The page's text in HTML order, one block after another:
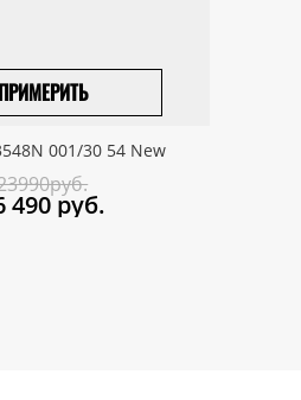
ПРИМЕРИТЬ
ПОД ЗАКАЗ
001/30 54 New
490 руб.